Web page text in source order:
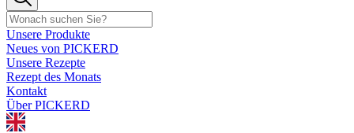
Unsere Produkte
Neues von PICKERD
Unsere Rezepte
Rezept des Monats
Kontakt
Über PICKERD